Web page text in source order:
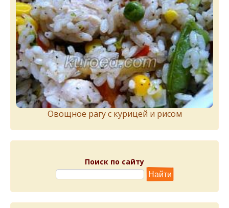
Овощное рагу с курицей и рисом
Поиск по сайту